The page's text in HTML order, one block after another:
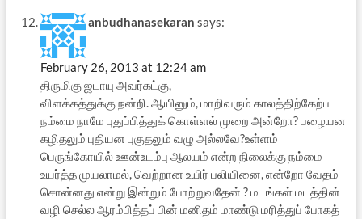
anbudhanasekaran says:
February 26, 2013 at 12:24 am
திருமிகு ஜடாயு அவர்கட்கு,
விளக்கத்துக்கு நன்றி. ஆயினும், மாறிவரும் காலத்திற்கேற்ப
நம்மை நாமே புதுப்பித்துக் கொள்ளல் முறை அன்றோ? பழையன
கழிதலும் புதியன புகுதலும் வழு அல்லவே?உள்ளம்
பெருங்கோயில் ஊன்உடம்பு ஆலயம் என்ற நிலைக்கு நம்மை
உயர்த்த முயலாமல், வெற்றான உயிர் பலியினை, என்றோ வேதம்
சொன்னது என்று இன்றும் போற்றுவதேன் ? மடங்கள் மடத்தின்
வழி செல்ல ஆரம்பித்தப் பின் மனிதம் மாண்டு மரித்துப் போகத்